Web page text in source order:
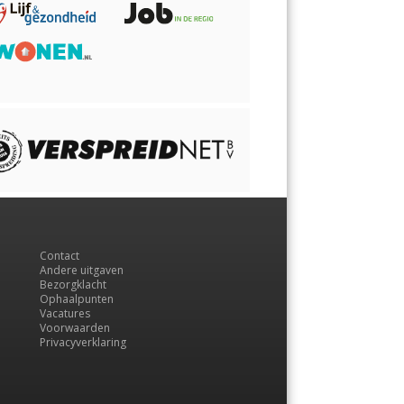
Contact
Andere uitgaven
Bezorgklacht
Ophaalpunten
Vacatures
Voorwaarden
Privacyverklaring